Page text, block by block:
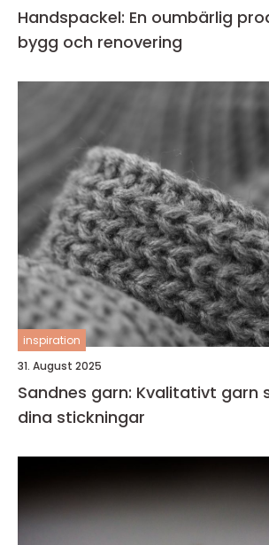
Handspackel: En oumbärlig
bygg och renovering
inspiration
31. August 2025
Sandnes garn: Kvalitativt garn
dina stickningar